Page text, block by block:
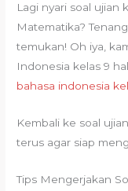
Lagi nyari soal ujian
Matematika?
temukan! Oh iya,
Indonesia kelas 9
bahasa indonesia
Kembali ke soal
terus agar siap
Tips Mengerjakan